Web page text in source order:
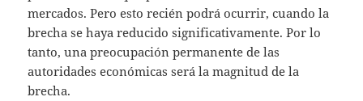
mercados. Pero esto recién podrá ocurrir, cuando la
brecha se haya reducido significativamente. Por lo
tanto, una preocupación permanente de las
autoridades económicas será la magnitud de la
brecha.